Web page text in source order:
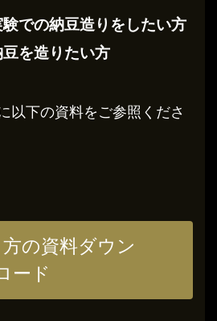
での納豆造り をしたい方
を造りたい方
以下の資料をご参照くださ
の資料ダウン
ード